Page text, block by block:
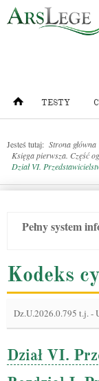
TESTY
Jesteś tutaj: Strona główna
Księga pierwsza. Część
Dział VI.
Pełny system
Kodeks
Dz.U.2026.0.795 t.j.-
Dział VI.